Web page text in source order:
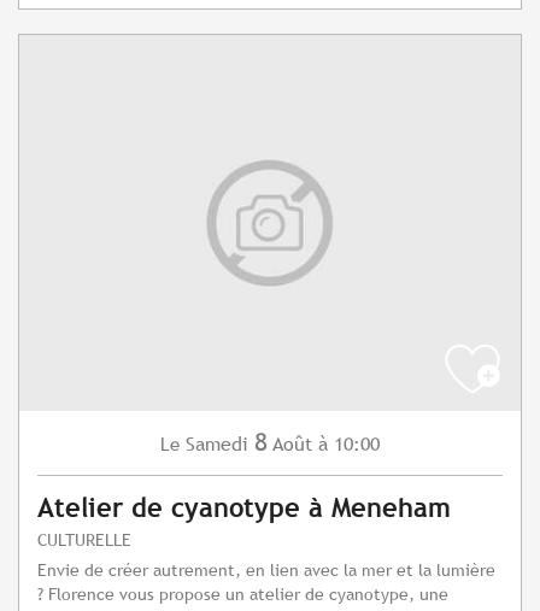
Le Samedi 8 Août à 10:00
Atelier de cyanotype à Meneham
CULTURELLE
Envie de créer autrement, en lien avec la mer et la lumière
? Florence vous propose un atelier de cyanotype, une